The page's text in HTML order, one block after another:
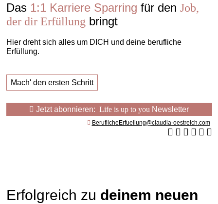
Das 1:1 Karriere Sparring für den Job,
der dir Erfüllung bringt
Hier dreht sich alles um DICH und deine berufliche
Erfüllung.
Mach' den ersten Schritt
Jetzt abonnieren: Life is up to you Newsletter
BeruflicheErfuellung@claudia-oestreich.com
Erfolgreich zu deinem neuen